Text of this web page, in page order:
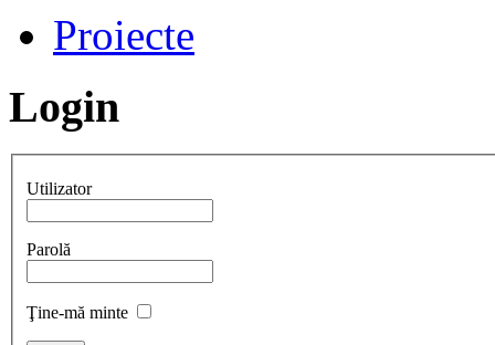
Proiecte
Login
Utilizator
Parolă
Ţine-mă minte